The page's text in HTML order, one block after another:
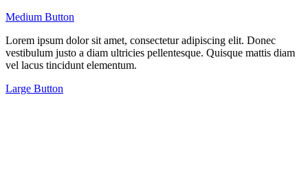
Medium Button
Lorem ipsum dolor sit amet, consectetur adipiscing elit. Donec
vestibulum justo a diam ultricies pellentesque. Quisque mattis diam
vel lacus tincidunt elementum.
Large Button